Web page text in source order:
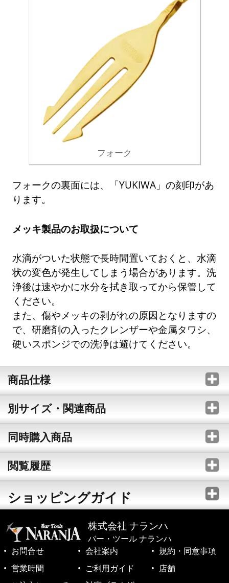
フォーク
フォークの裏面には、「YUKIWA」の刻印があ
ります。
メッキ製品のお取扱について
水滴がついた状態で長時間置いておくと、水滴
状の変色が発生してしまう場合があります。洗
浄後は速やかに水分を拭き取ってから保管して
ください。
また、傷やメッキの剥がれの原因となりますの
で、研磨剤の入ったクレンザーや金属タワシ、
硬いスポンジでの洗浄は避けてください。
商品仕様
別サイズ・関連商品
同時購入商品
閲覧履歴
ショッピングガイド
株式会社 ナランハ
バー・ツール ナランハ
お問合せ
会社案内
規約・同意事項
営業時間
ご利用ガイド
店舗